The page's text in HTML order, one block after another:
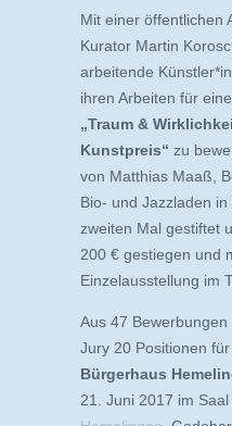
Mit einer öffentlichen
Kurator Martin
arbeitende
ihren Arbeiten für
„Traum &
Kunstpreis“ zu
von Matthias Maaß,
Bio- und Jazzladen
zweiten Mal gestiftet
200 € gestiegen und
Einzelausstellung im
Aus 47
Jury 20 Positionen für
Bürgerhaus
21. Juni 2017 im Saal